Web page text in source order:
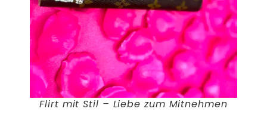
Flirt mit Stil – Liebe zum Mitnehmen